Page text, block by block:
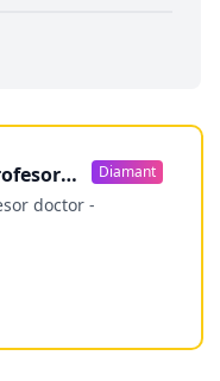
Diamant
doctor -